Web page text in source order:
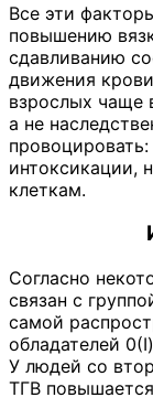
Все эти
повышению
сдавливанию
движения
взрослых чаще
а не
интоксикации,
клеткам.
Согласно
связан с
самой
обладателей
У людей со
ТГВ